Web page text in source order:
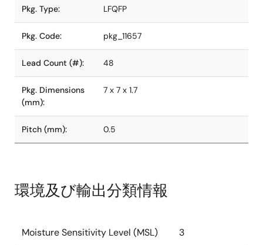
Pkg. Type: LFQFP
Pkg. Code: pkg_11657
Lead Count (#): 48
Pkg. Dimensions
(mm):
7 x 7 x 1.7
Pitch (mm): 0.5
環境及び輸出分類情報
Moisture Sensitivity Level (MSL) 3